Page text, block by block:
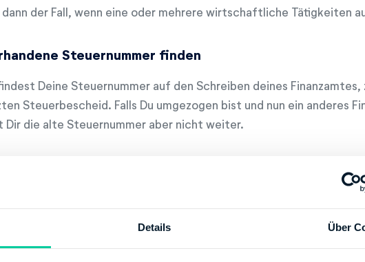
Details Über
dann der Fall, wenn eine oder mehrere wirtschaftliche Tätigkeiten
Steuernummer finden
Deine Steuernummer auf den Schreiben deines Finanzamtes,
Steuerbescheid. Falls Du umgezogen bist und nun ein anderes
Dir die alte Steuernummer aber nicht weiter.
Steuernummer sollte nicht mit der Steuer-Identifikationsnummer
Identifikationsnummer wird nicht vom lokal zuständigen
der Finanzämter ersetzen. Bei der Steuererklärung